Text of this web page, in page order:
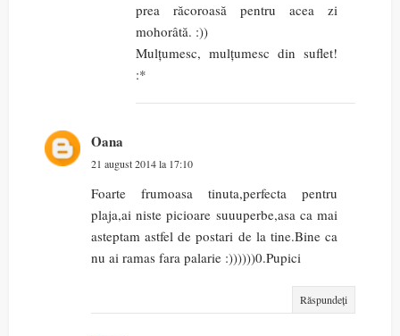
prea răcoroasă pentru acea zi
mohorâtă. :))
Mulțumesc, mulțumesc din suflet!
:*
Oana
21 august 2014 la 17:10
Foarte frumoasa tinuta,perfecta pentru
plaja,ai niste picioare suuuperbe,asa ca mai
asteptam astfel de postari de la tine.Bine ca
nu ai ramas fara palarie :))))))0.Pupici
Răspundeți